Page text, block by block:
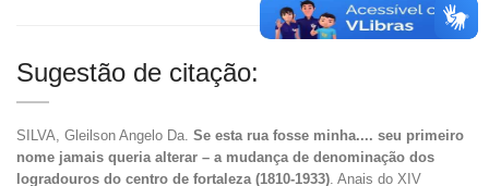
Sugestão de citação:
SILVA, Gleilson Angelo Da. Se esta rua fosse minha.... seu primeiro
nome jamais queria alterar – a mudança de denominação dos
logradouros do centro de fortaleza (1810-1933). Anais do XIV